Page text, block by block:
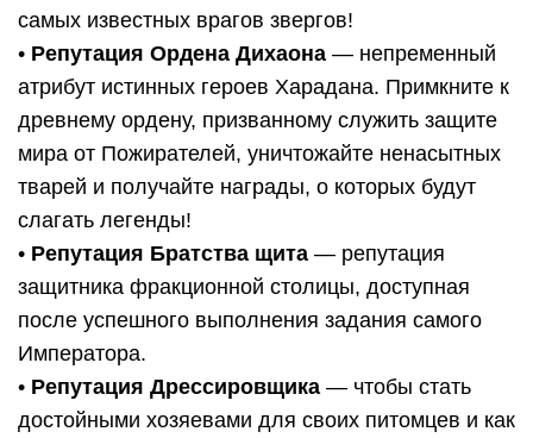
самых известных врагов звергов!
• Репутация Ордена Дихаона — непременный
атрибут истинных героев Харадана. Примкните к
древнему ордену, призванному служить защите
мира от Пожирателей, уничтожайте ненасытных
тварей и получайте награды, о которых будут
слагать легенды!
• Репутация Братства щита — репутация
защитника фракционной столицы, доступная
после успешного выполнения задания самого
Императора.
• Репутация Дрессировщика — чтобы стать
достойными хозяевами для своих питомцев и как